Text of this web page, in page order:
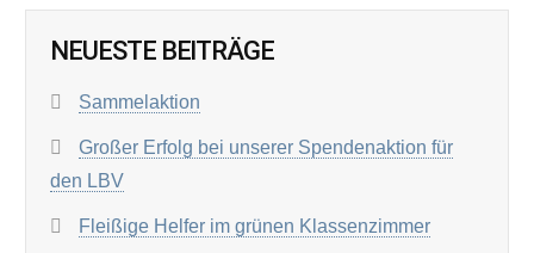
NEUESTE BEITRÄGE
Sammelaktion
Großer Erfolg bei unserer Spendenaktion für
den LBV
Fleißige Helfer im grünen Klassenzimmer